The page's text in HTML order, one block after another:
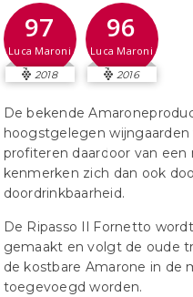
97
Luca Maroni
2018
96
Luca Maroni
2016
De bekende
hoogstgelegen wijngaarden
profiteren daardoor van
kenmerken zich dan ook
doordrinkbaarheid.
De Ripasso Il Fornetto
gemaakt en volgt de oude
de kostbare Amarone in de
toegevoegd worden.